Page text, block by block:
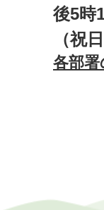
後5時
（祝
各部